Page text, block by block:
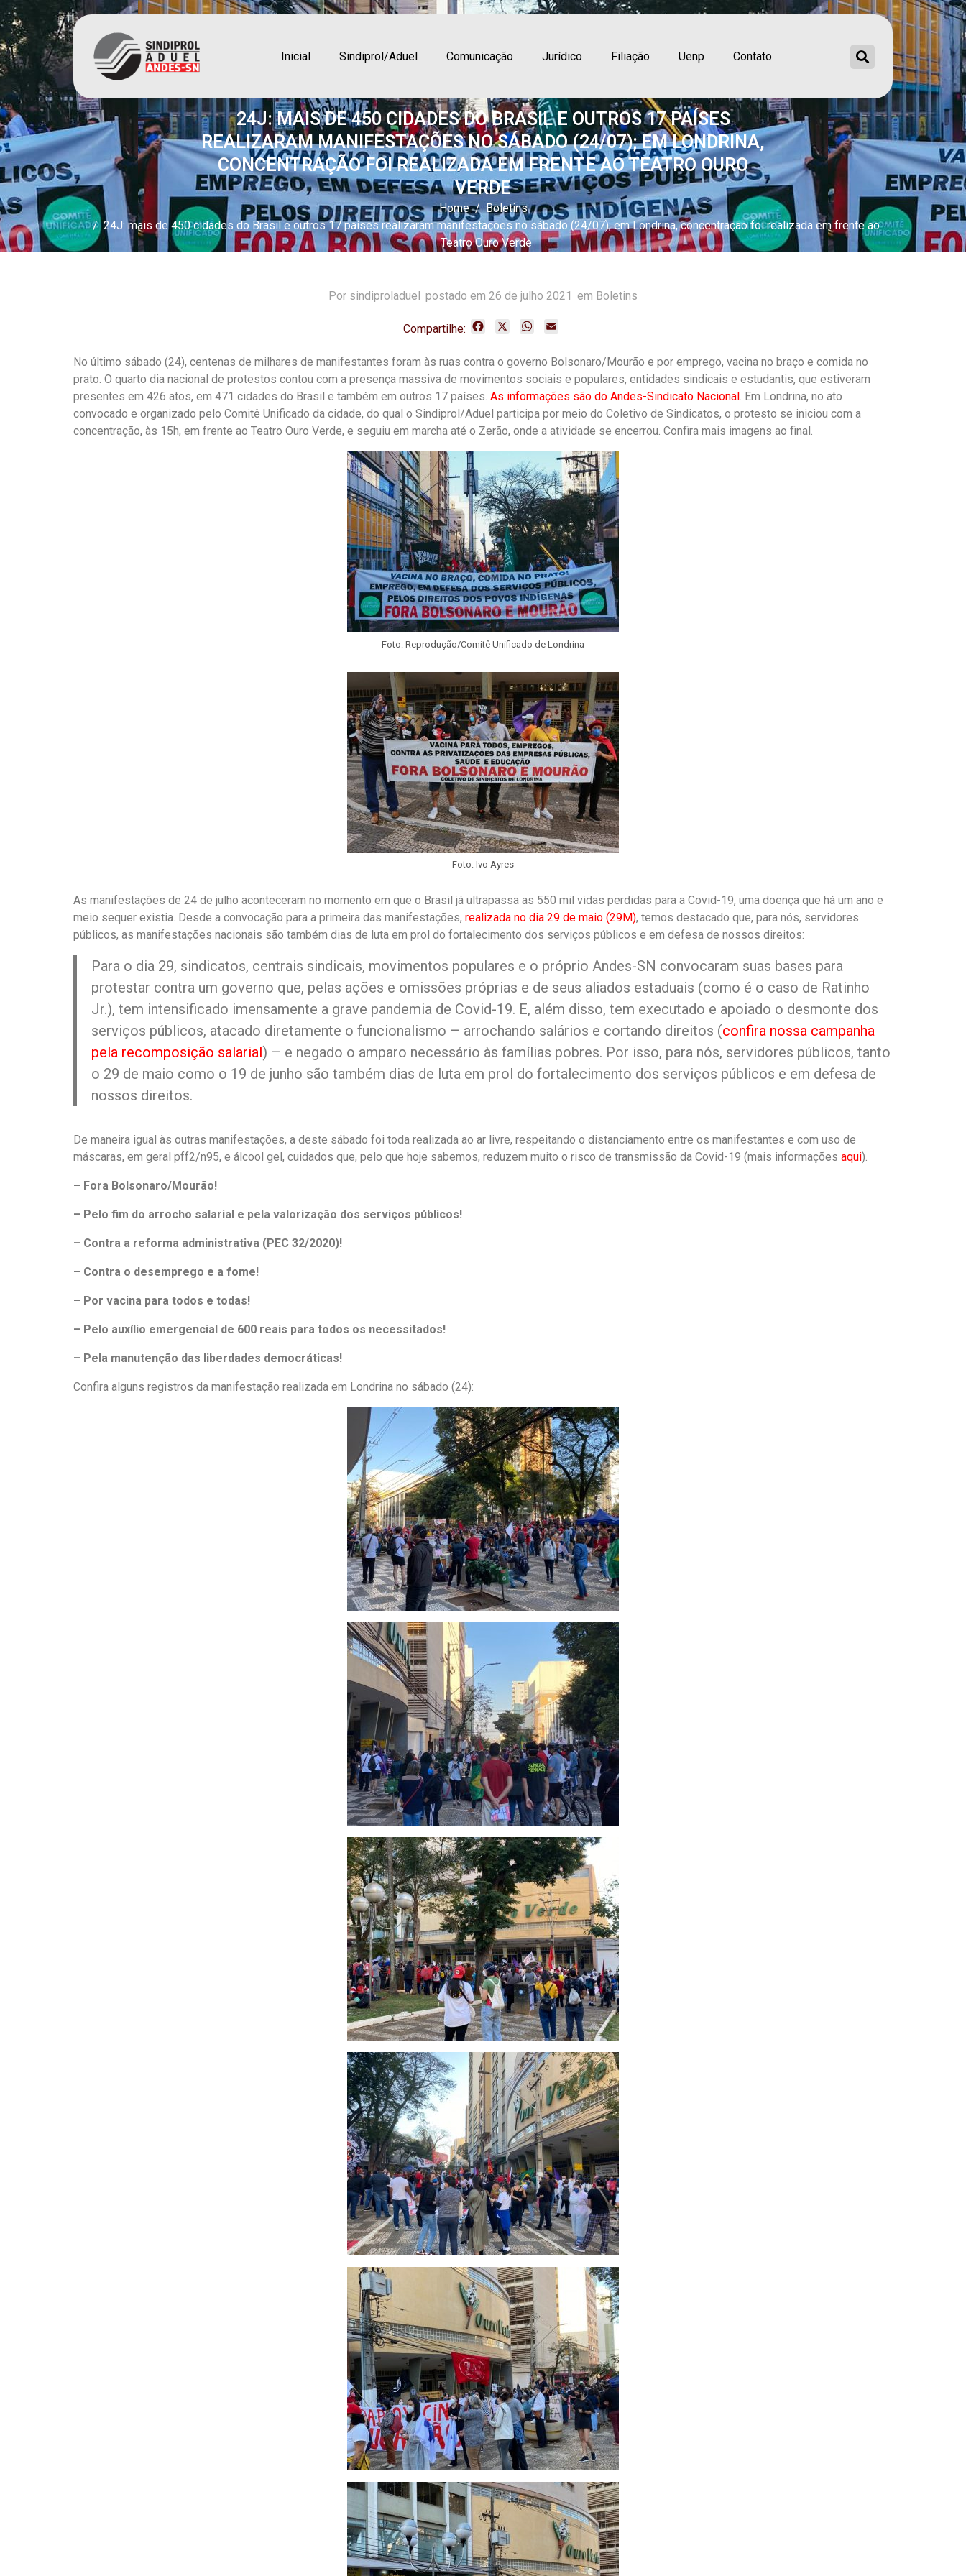
Inicial Sindiprol/Aduel Comunicação Jurídico Filiação Uenp Contato
24J: MAIS DE 450 CIDADES DO BRASIL E OUTROS 17 PAÍSES
REALIZARAM MANIFESTAÇÕES NO SÁBADO (24/07); EM LONDRINA,
CONCENTRAÇÃO FOI REALIZADA EM FRENTE AO TEATRO OURO
VERDE
Home
Boletins
24J: mais de 450 cidades do Brasil e outros 17 países realizaram manifestações no sábado (24/07); em Londrina, concentração foi realizada em frente ao
Teatro Ouro Verde
Por sindiproladuel postado em 26 de julho 2021 em Boletins
Compartilhe:
e
b
o
o
k
t
s
A
p
p
i
l
No último sábado (24), centenas de milhares de manifestantes foram às ruas contra o governo Bolsonaro/Mourão e por emprego, vacina no braço e comida no
prato. O quarto dia nacional de protestos contou com a presença massiva de movimentos sociais e populares, entidades sindicais e estudantis, que estiveram
presentes em 426 atos, em 471 cidades do Brasil e também em outros 17 países. As informações são do Andes-Sindicato Nacional . Em Londrina, no ato
convocado e organizado pelo Comitê Unificado da cidade, do qual o Sindiprol /Aduel participa por meio do Coletivo de Sindicatos, o protesto se iniciou com a
concentração, às 15h, em frente ao Teatro Ouro Verde, e seguiu em marcha até o Zerão, onde a atividade se encerrou. Confira mais imagens ao final.
Foto: Reprodução/Comitê Unificado de Londrina
Foto: Ivo Ayres
As manifestações de 24 de julho aconteceram no momento em que o Brasil já ultrapassa as 550 mil vidas perdidas para a Covid-19, uma doença que há um ano e
meio sequer existia. Desde a convocação para a primeira das manifestações, realizada no dia 29 de maio (29M), temos destacado que, para nós, servidores
públicos, as manifestações nacionais são também dias de luta em prol do fortalecimento dos serviços públicos e em defesa de nossos direitos:
Para o dia 29, sindicatos, centrais sindicais, movimentos populares e o próprio Andes-SN convocaram suas bases para
protestar contra um governo que, pelas ações e omissões próprias e de seus aliados estaduais (como é o caso de Ratinho
Jr.), tem intensificado imensamente a grave pandemia de Covid-19. E, além disso, tem executado e apoiado o desmonte dos
serviços públicos, atacado diretamente o funcionalismo – arrochando salários e cortando direitos (confira nossa campanha
pela recomposição salarial) – e negado o amparo necessário às famílias pobres. Por isso, para nós, servidores públicos, tanto
o 29 de maio como o 19 de junho são também dias de luta em prol do fortalecimento dos serviços públicos e em defesa de
nossos direitos.
De maneira igual às outras manifestações, a deste sábado foi toda realizada ao ar livre, respeitando o distanciamento entre os manifestantes e com uso de
máscaras, em geral pff2/n95, e álcool gel, cuidados que, pelo que hoje sabemos, reduzem muito o risco de transmissão da Covid-19 (mais informações aqui).
– Fora Bolsonaro/Mourão!
– Pelo fim do arrocho salarial e pela valorização dos serviços públicos!
– Contra a reforma administrativa (PEC 32/2020)!
– Contra o desemprego e a fome!
– Por vacina para todos e todas!
– Pelo auxílio emergencial de 600 reais para todos os necessitados!
– Pela manutenção das liberdades democráticas!
Confira alguns registros da manifestação realizada em Londrina no sábado (24):